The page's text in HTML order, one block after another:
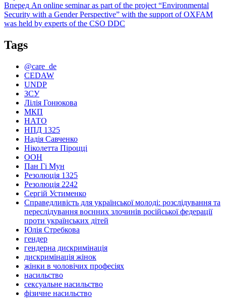
Вперед Наступний
запис:
An online seminar as part of the project “Environmental
Security with a Gender Perspective” with the support of OXFAM
was held by experts of the CSO DDC
Tags
@care_de
CEDAW
UNDP
ЗСУ
Лілія Гонюкова
МКП
НАТО
НПД 1325
Надія Савченко
Ніколетта Піроцці
ООН
Пан Гі Мун
Резолюція 1325
Резолюція 2242
Сергій Устименко
Справедливість для української молоді: розслідування та
переслідування воєнних злочинів російської федерації
проти українських дітей
Юлія Стребкова
гендер
гендерна дискримінація
дискримінація жінок
жінки в чоловічих професіях
насильство
сексуальне насильство
фізичне насильство